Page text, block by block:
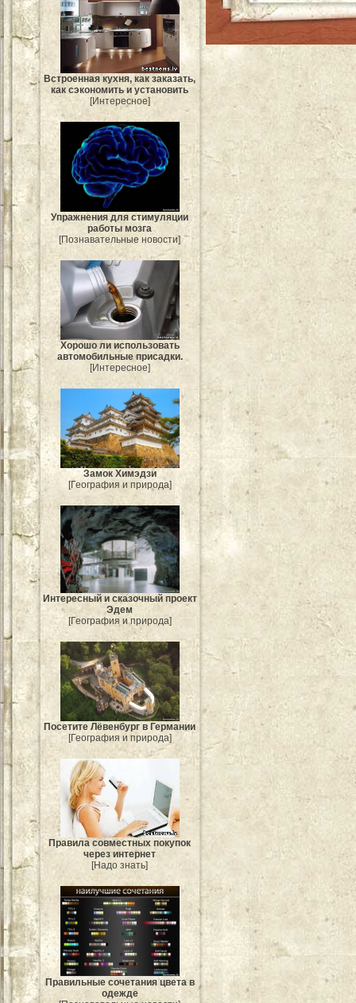
Встроенная кухня, как заказать,
как сэкономить и установить
[Интересное]
Упражнения для стимуляции
работы мозга
[Познавательные новости]
Хорошо ли использовать
автомобильные присадки.
[Интересное]
Замок Химэдзи
[География и природа]
Интересный и сказочный проект
Эдем
[География и природа]
Посетите Лёвенбург в Германии
[География и природа]
Правила совместных покупок
через интернет
[Надо знать]
Правильные сочетания цвета в
одежде